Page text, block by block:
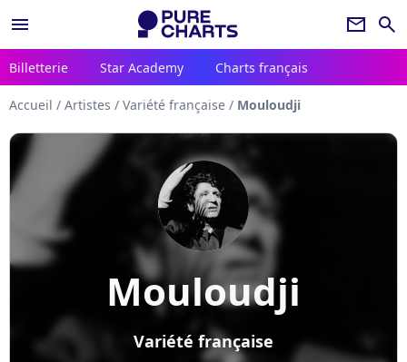
menu newsletter search
Billetterie Star Academy Charts français
Accueil / Artistes / Variété française / Mouloudji
Mouloudji
Variété française